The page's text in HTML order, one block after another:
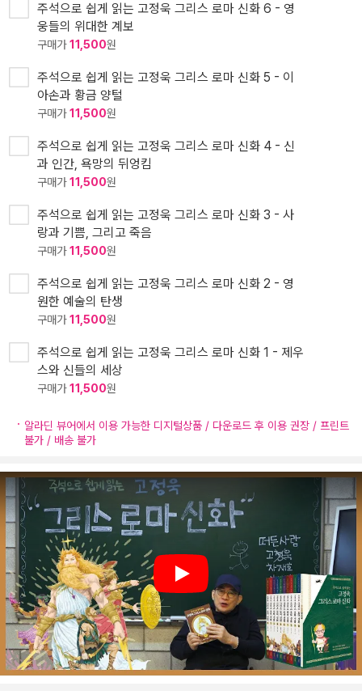
주석으로 쉽게 읽는 고정욱 그리스 로마 신화 6 - 영
웅들의 위대한 계보
구매가11,500원
주석으로 쉽게 읽는 고정욱 그리스 로마 신화 5 - 이
아손과 황금 양털
구매가11,500원
주석으로 쉽게 읽는 고정욱 그리스 로마 신화 4 - 신
과 인간, 욕망의 뒤엉킴
구매가11,500원
주석으로 쉽게 읽는 고정욱 그리스 로마 신화 3 - 사
랑과 기쁨, 그리고 죽음
구매가11,500원
주석으로 쉽게 읽는 고정욱 그리스 로마 신화 2 - 영
원한 예술의 탄생
구매가11,500원
주석으로 쉽게 읽는 고정욱 그리스 로마 신화 1 - 제우
스와 신들의 세상
구매가11,500원
알라딘 뷰어에서 이용 가능한 디지털상품 / 다운로드 후 이용 권장 / 프린트
불가 / 배송 불가
Play